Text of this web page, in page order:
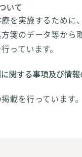
いて
を実施するために
箋のデータ等から
っています。
関する事項及び情
載を行っています。